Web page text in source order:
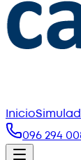
Inicio
096 294